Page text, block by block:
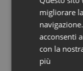
Salute
Sangue &
Tiroide
migliorare
acconsenti
con la
più